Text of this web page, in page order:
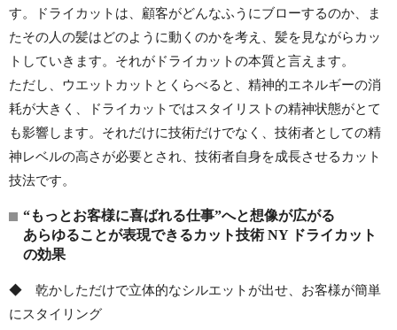
す。ドライカットは、顧客がどんなふうにブローするのか、ま
たその人の髪はどのように動くのかを考え、髪を見ながらカッ
トしていきます。それがドライカットの本質と言えます。
ただし、ウエットカットとくらべると、精神的エネルギーの消
耗が大きく、ドライカットではスタイリストの精神状態がとて
も影響します。それだけに技術だけでなく、技術者としての精
神レベルの高さが必要とされ、技術者自身を成長させるカット
技法です。
“もっとお客様に喜ばれる仕事”へと想像が広がる
あらゆることが表現できるカット技術 NY ドライカット
の効果
◆ 乾かしただけで立体的なシルエットが出せ、お客様が簡単
にスタイリング